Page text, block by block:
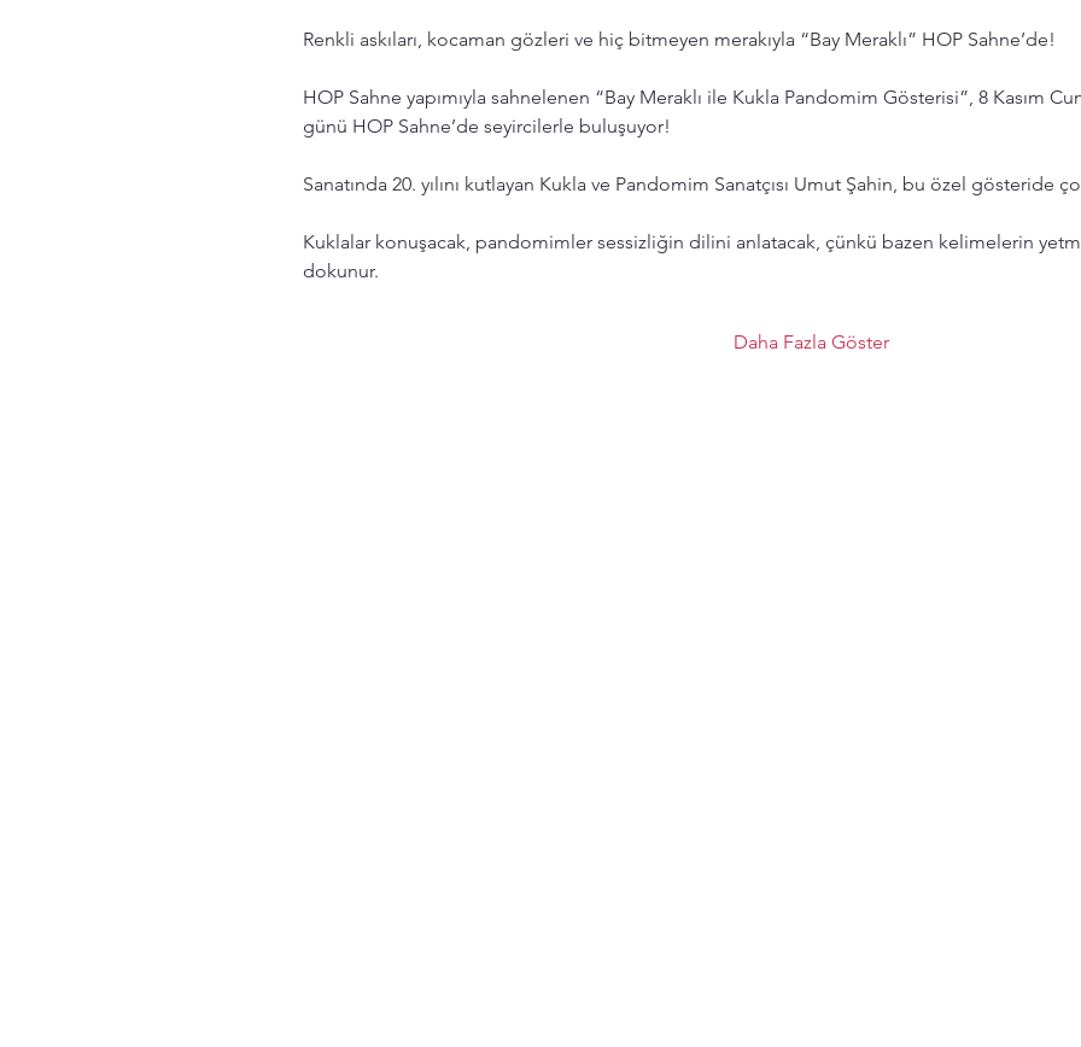
Renkli askıları, kocaman gözleri ve hiç bitmeyen merakıyla “Bay Meraklı” HOP Sahne’de!
HOP Sahne yapımıyla sahnelenen “Bay Meraklı ile Kukla Pandomim Gösterisi”, 8 Kasım
günü HOP Sahne’de seyircilerle buluşuyor!
Sanatında 20. yılını kutlayan Kukla ve Pandomim Sanatçısı Umut Şahin, bu özel gösteride
Kuklalar konuşacak, pandomimler sessizliğin dilini anlatacak, çünkü bazen kelimelerin
dokunur.
Daha Fazla Göster